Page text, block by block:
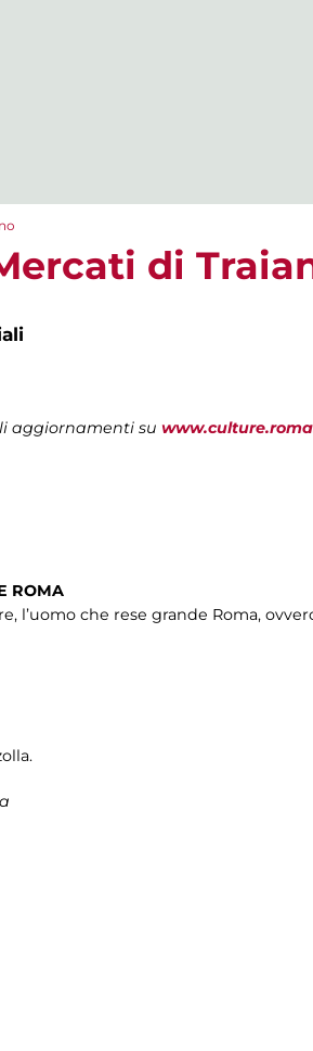
di
aggiornamenti su
ROMA
l’uomo che rese grande Roma,